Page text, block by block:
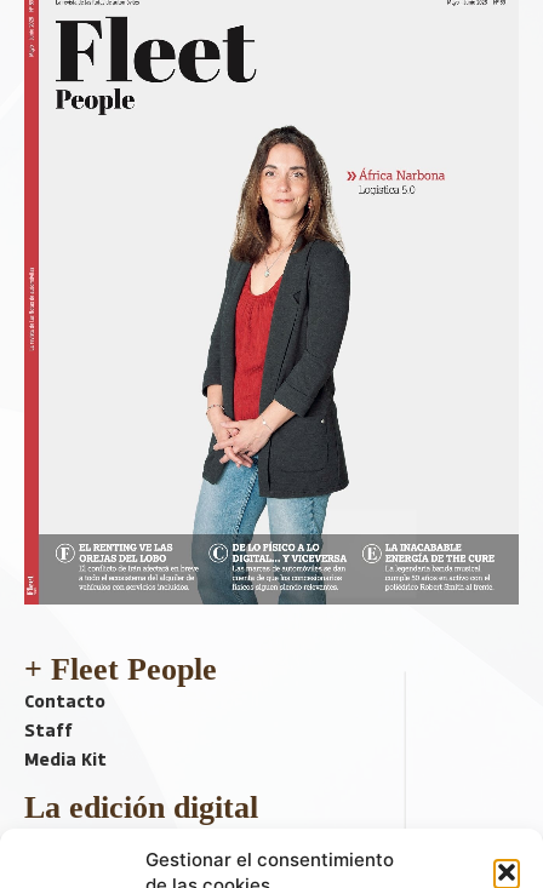
Gestionar el consentimiento
+ Fleet People
Contacto
Staff
Media Kit
La edición digital
Descargar último ejemplar
ir a hemeroteca